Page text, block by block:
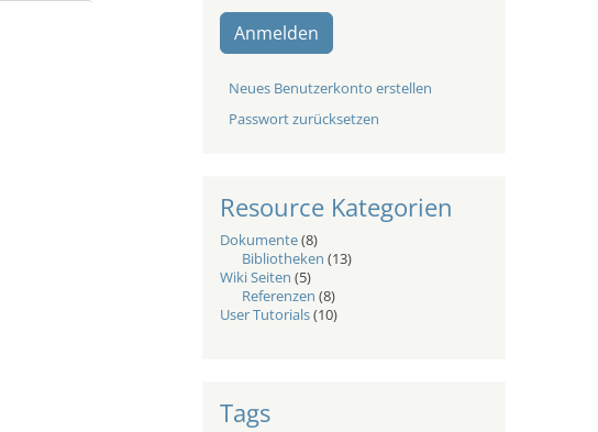
Anmelden
Neues Benutzerkonto erstellen
Passwort zurücksetzen
Resource Kategorien
Dokumente(8)
Bibliotheken (13)
Wiki Seiten (5)
Referenzen (8)
User Tutorials(10)
Tags